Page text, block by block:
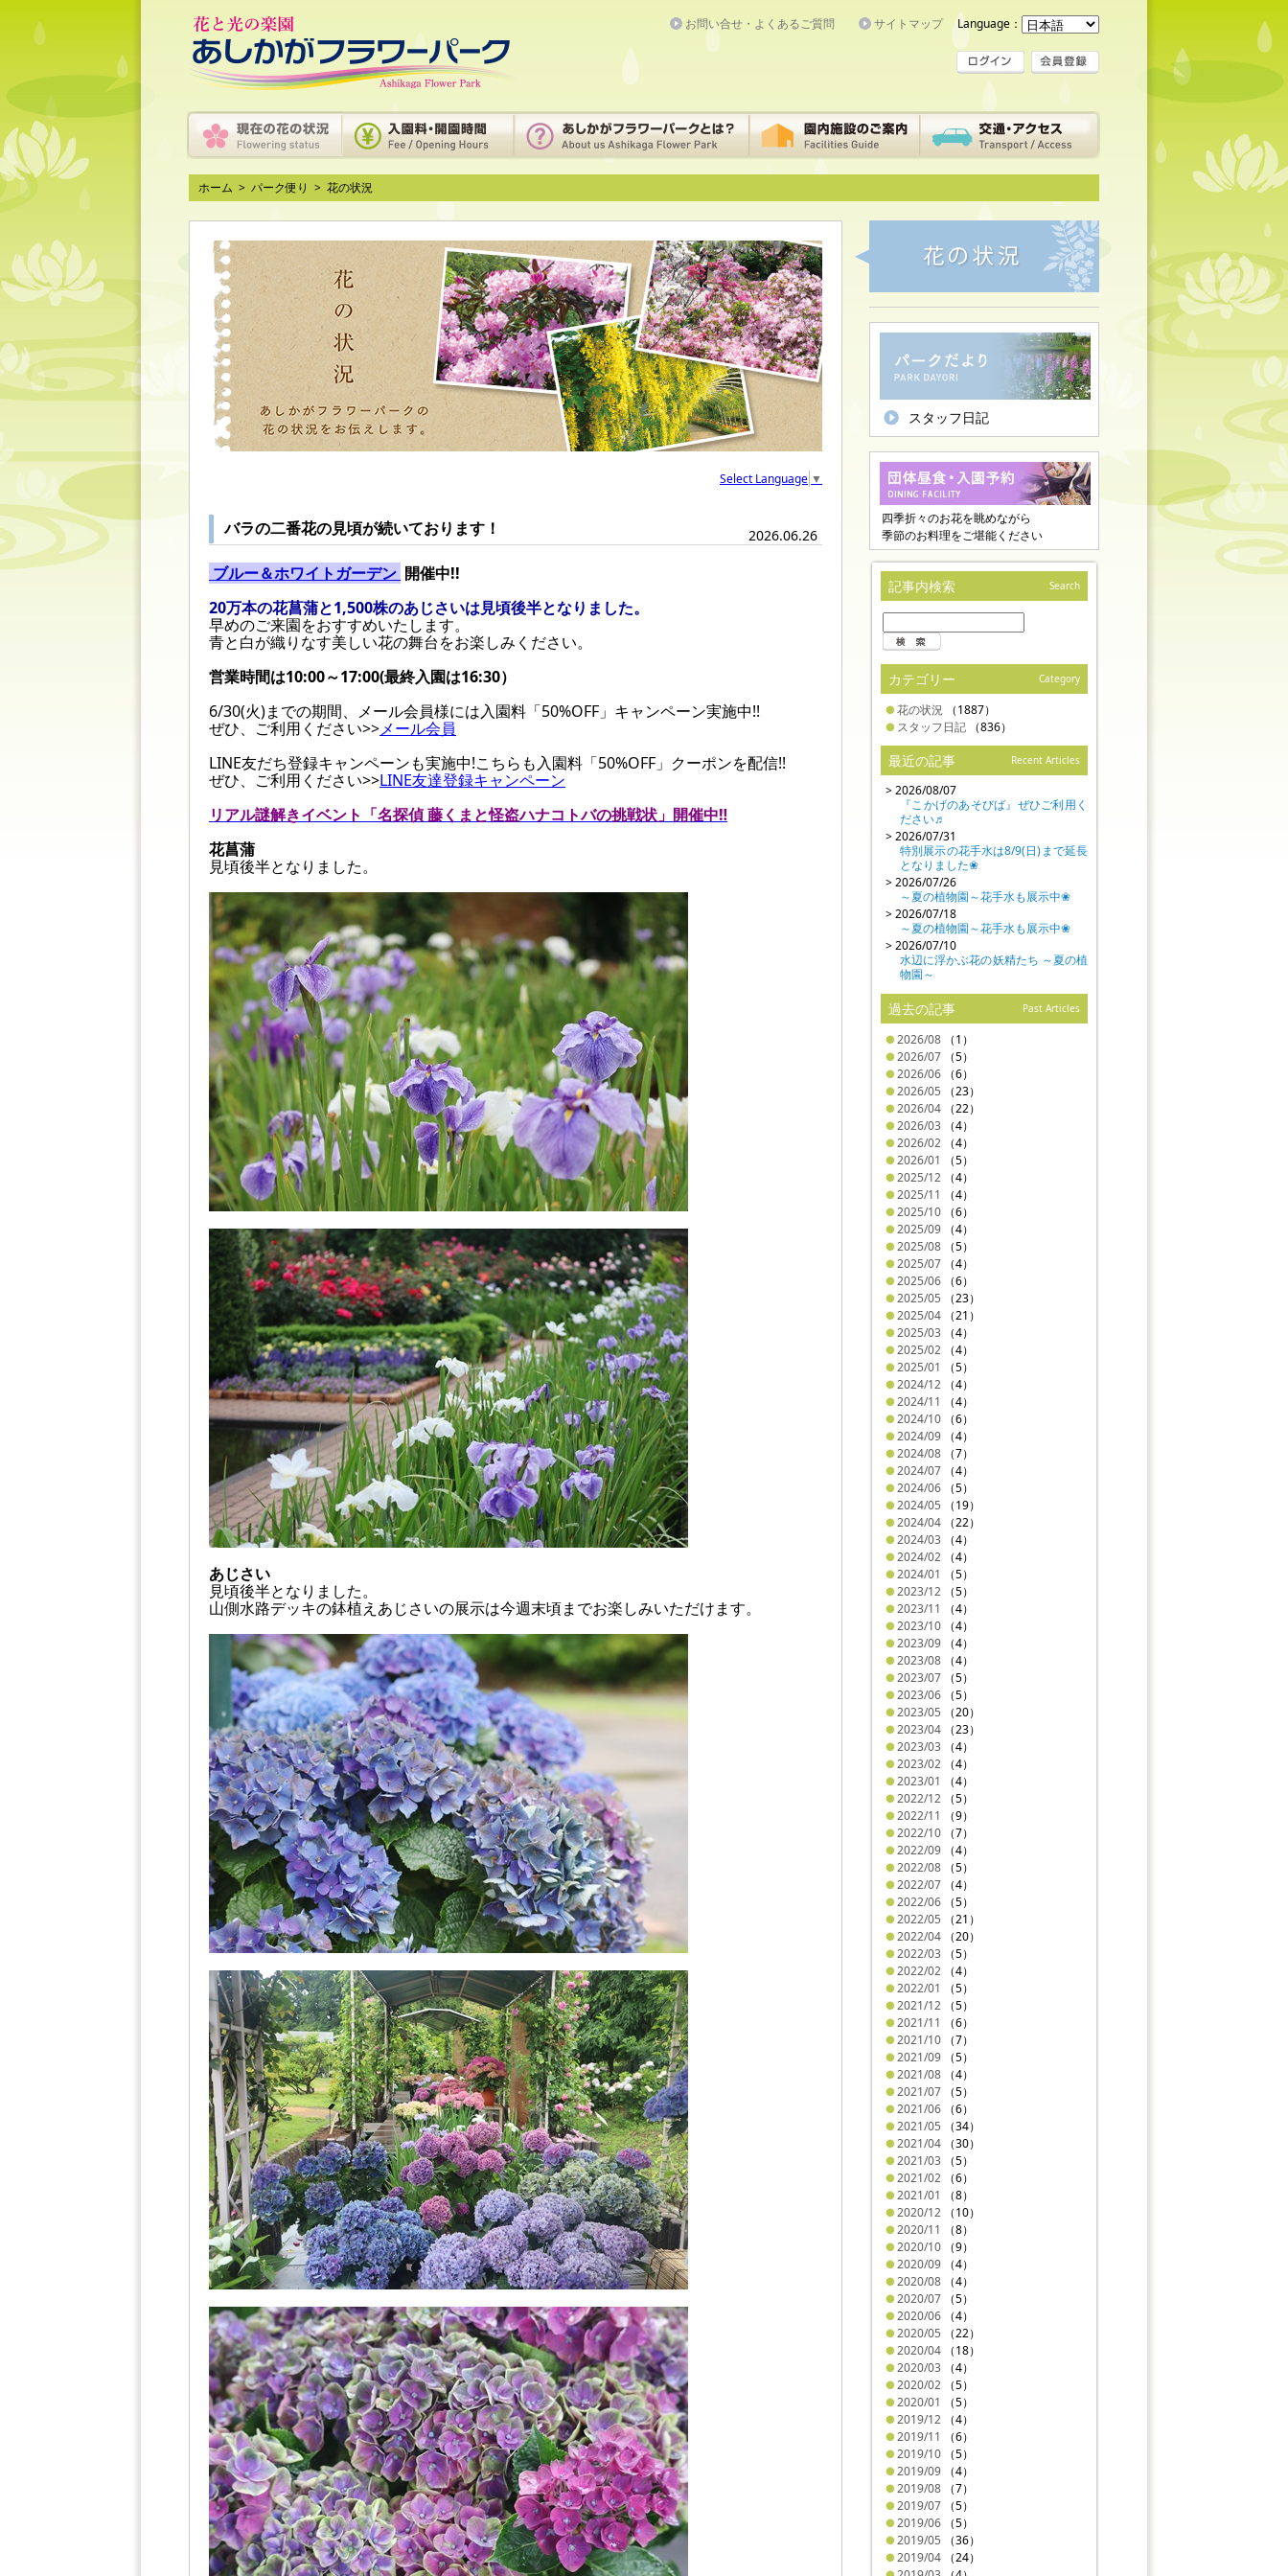
Language：
お問い合せ・よくあるご質問 サイトマップ
ホーム > パーク便り > 花の状況
スタッフ日記
四季折々のお花を眺めながら
季節のお料理をご堪能ください
Search
記事内検索
Category
カテゴリー
花の状況 （1887）
スタッフ日記 （836）
Recent Articles
最近の記事
> 2026/08/07
『こかげのあそびば』ぜひご利用く
ださい♬
> 2026/07/31
特別展示の花手水は8/9(日)まで延長
となりました❀
> 2026/07/26
～夏の植物園～花手水も展示中❀
> 2026/07/18
～夏の植物園～花手水も展示中❀
> 2026/07/10
水辺に浮かぶ花の妖精たち ～夏の植
物園～
Past Articles
過去の記事
2026/08 （1）
2026/07 （5）
2026/06 （6）
2026/05 （23）
2026/04 （22）
2026/03 （4）
2026/02 （4）
2026/01
（5）
2025/12 （4）
2025/11
（4）
2025/10 （6）
2025/09 （4）
2025/08 （5）
2025/07 （4）
2025/06 （6）
2025/05 （23）
2025/04 （21）
2025/03 （4）
2025/02 （4）
2025/01
（5）
2024/12 （4）
2024/11
（4）
2024/10 （6）
2024/09 （4）
2024/08 （7）
2024/07 （4）
2024/06 （5）
2024/05 （19）
2024/04 （22）
2024/03 （4）
2024/02 （4）
2024/01
（5）
2023/12 （5）
2023/11
（4）
2023/10 （4）
2023/09 （4）
2023/08 （4）
2023/07 （5）
2023/06 （5）
2023/05 （20）
2023/04 （23）
2023/03 （4）
2023/02 （4）
2023/01
（4）
2022/12 （5）
2022/11
（9）
2022/10 （7）
2022/09 （4）
2022/08 （5）
2022/07 （4）
2022/06 （5）
2022/05 （21）
2022/04 （20）
2022/03 （5）
2022/02 （4）
2022/01
（5）
2021/12 （5）
2021/11
（6）
2021/10 （7）
2021/09 （5）
2021/08 （4）
2021/07 （5）
2021/06 （6）
2021/05 （34）
2021/04 （30）
2021/03 （5）
2021/02 （6）
2021/01
（8）
2020/12 （10）
2020/11
（8）
2020/10 （9）
2020/09 （4）
2020/08 （4）
2020/07 （5）
2020/06 （4）
2020/05 （22）
2020/04 （18）
2020/03 （4）
2020/02 （5）
2020/01
（5）
2019/12 （4）
2019/11
（6）
2019/10 （5）
2019/09 （4）
2019/08 （7）
2019/07 （5）
2019/06 （5）
2019/05 （36）
2019/04 （24）
Select Language ▼
2026.06.26
バラの二番花の見頃が続いております！
ブルー＆ホワイトガーデン 開催中!!
20万本の花菖蒲と1,500株のあじさいは見頃後半となりました。
早めのご来園をおすすめいたします。
青と白が織りなす美しい花の舞台をお楽しみください。
営業時間は10:00～17:00(最終入園は16:30）
6/30(火)までの期間、メール会員様には入園料「50%OFF」キャンペーン実施中!!
ぜひ、ご利用ください>>メール会員
LINE友だち登録キャンペーンも実施中!こちらも入園料「50%OFF」クーポンを配信!!
ぜひ、ご利用ください>>LINE友達登録キャンペーン
リアル謎解きイベント「名探偵 藤くまと怪盗ハナコトバの挑戦状」開催中‼
花菖蒲
見頃後半となりました。
あじさい
見頃後半となりました。
山側水路デッキの鉢植えあじさいの展示は今週末頃までお楽しみいただけます。